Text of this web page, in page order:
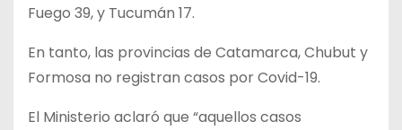
Fuego 39, y Tucumán 17.
En tanto, las provincias de Catamarca, Chubut y
Formosa no registran casos por Covid-19.
El Ministerio aclaró que “aquellos casos